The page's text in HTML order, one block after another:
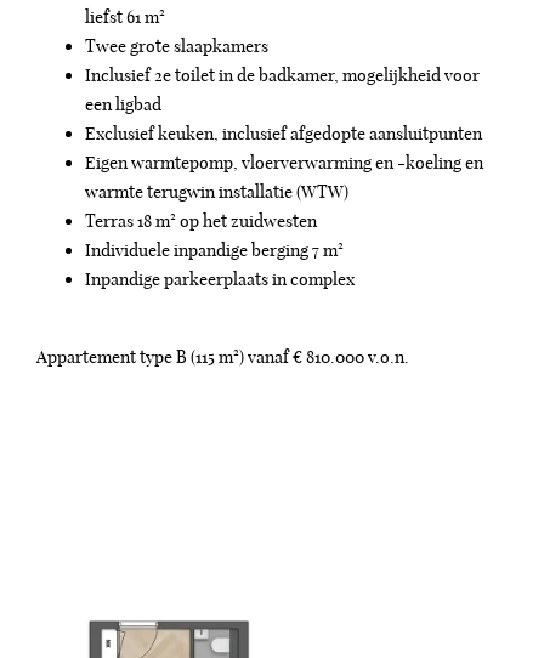
liefst 61 m²
Twee grote slaapkamers
Inclusief 2e toilet in de badkamer, mogelijkheid voor
een ligbad
Exclusief keuken, inclusief afgedopte aansluitpunten
Eigen warmtepomp, vloerverwarming en -koeling en
warmte terugwin installatie (WTW)
Terras 18 m² op het zuidwesten
Individuele inpandige berging 7 m²
Inpandige parkeerplaats in complex
Appartement type B (115 m²) vanaf € 810.000 v.o.n.